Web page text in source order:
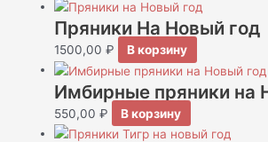
Пряники На Новый год
1500,00₽ В корзину
Имбирные пряники на
550,00₽ В корзину